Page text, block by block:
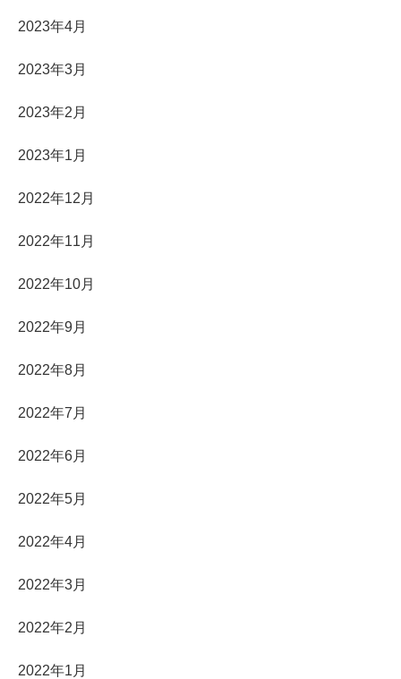
2023年4月
2023年3月
2023年2月
2023年1月
2022年12月
2022年11月
2022年10月
2022年9月
2022年8月
2022年7月
2022年6月
2022年5月
2022年4月
2022年3月
2022年2月
2022年1月